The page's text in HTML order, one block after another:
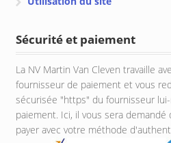
Sécurité et paiement
La NV Martin Van Cleven travaille
fournisseur de paiement et vous
sécurisée "https" du fournisseur
paiement. Ici, il vous sera
payer avec votre méthode